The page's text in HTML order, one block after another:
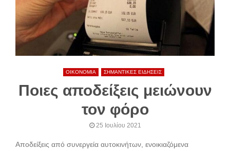
ΟΙΚΟΝΟΜΙΑ ΣΗΜΑΝΤΙΚΕΣ ΕΙΔΗΣΕΙΣ
Ποιες αποδείξεις μειώνουν
τον φόρο
25 Ιουλίου 2021
Αποδείξεις από συνεργεία αυτοκινήτων, ενοικιαζόμενα